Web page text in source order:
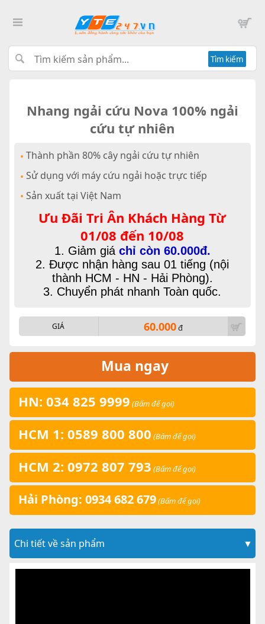
Tìm kiếm
Nhang ngải cứu Nova 100% ngải
cứu tự nhiên
• Thành phần 80% cây ngải cứu tự nhiên
• Sử dụng với máy cứu ngải hoặc trực tiếp
• Sản xuất tại Việt Nam
Ưu Đãi Tri Ân Khách Hàng Từ
01/08 đến 10/08
1. Giảm giá chỉ còn 60.000đ.
2. Được nhận hàng sau 01 tiếng (nội
thành HCM - HN - Hải Phòng).
3. Chuyển phát nhanh Toàn quốc.
GIÁ 60.000đ
Mua ngay
HN: 034 825 9999 (Bấm để gọi)
HCM 1: 0589 800 800 (Bấm để gọi)
HCM 2: 0972 807 793 (Bấm để gọi)
Hải Phòng: 0934 682 679(Bấm để gọi)
Chi tiết về sản phẩm ▼